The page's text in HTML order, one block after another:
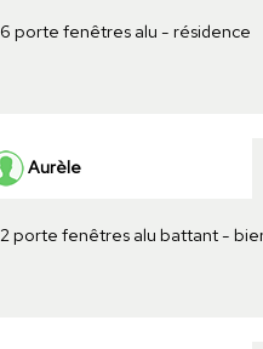
6 porte fenêtres alu - résidence
Aurèle
2 porte fenêtres alu battant -